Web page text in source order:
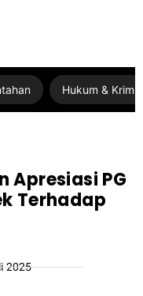
Hukum &
Apresiasi PG
Terhadap
2025